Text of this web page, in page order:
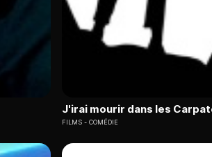
J'irai mourir dans les
FILMS COMÉDIE